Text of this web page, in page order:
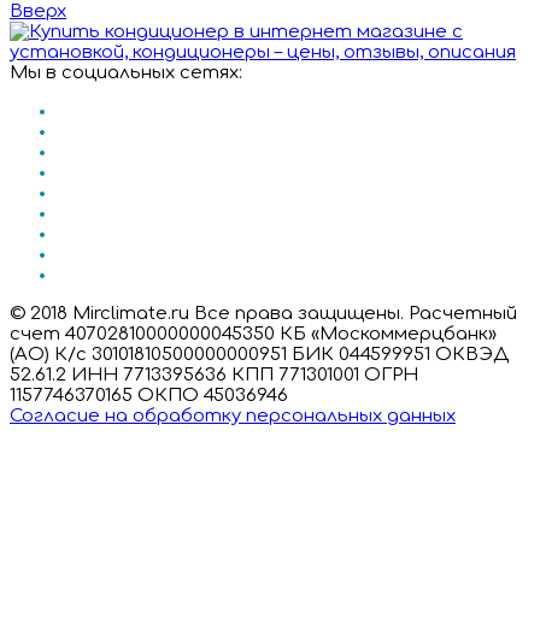
Вверх
Мы в социальных сетях:
© 2018 Mirclimate.ru Все права защищены. Расчетный
счет 40702810000000045350 КБ «Москоммерцбанк»
(АО) К/с 30101810500000000951 БИК 044599951 ОКВЭД
52.61.2 ИНН 7713395636 КПП 771301001 ОГРН
1157746370165 ОКПО 45036946
Согласие на обработку персональных данных